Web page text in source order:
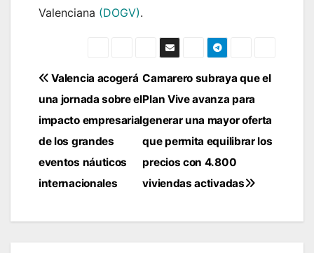
Valenciana (DOGV).
Navegación
de
entradas
Camarero subraya que el
Plan Vive avanza para
generar una mayor oferta
que permita equilibrar los
precios con 4.800
viviendas activadas
Valencia acogerá
una jornada sobre el
impacto empresarial
de los grandes
eventos náuticos
internacionales